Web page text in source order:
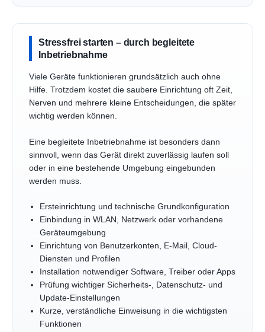
Stressfrei starten – durch begleitete
Inbetriebnahme
Viele Geräte funktionieren grundsätzlich auch ohne
Hilfe. Trotzdem kostet die saubere Einrichtung oft Zeit,
Nerven und mehrere kleine Entscheidungen, die später
wichtig werden können.
Eine begleitete Inbetriebnahme ist besonders dann
sinnvoll, wenn das Gerät direkt zuverlässig laufen soll
oder in eine bestehende Umgebung eingebunden
werden muss.
Ersteinrichtung und technische Grundkonfiguration
Einbindung in WLAN, Netzwerk oder vorhandene
Geräteumgebung
Einrichtung von Benutzerkonten, E-Mail, Cloud-
Diensten und Profilen
Installation notwendiger Software, Treiber oder Apps
Prüfung wichtiger Sicherheits-, Datenschutz- und
Update-Einstellungen
Kurze, verständliche Einweisung in die wichtigsten
Funktionen